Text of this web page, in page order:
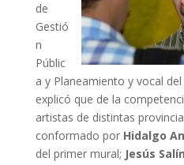
de
Gestió
n
Públic
a y Planeamiento y vocal del
explicó que de la
artistas de distintas
conformado por Hidalgo
del primer mural; Jesús